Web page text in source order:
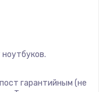
гарантийным (не